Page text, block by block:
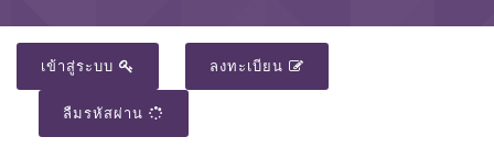
เข้าสู่ระบบ ลงทะเบียน
ลืมรหัสผ่าน